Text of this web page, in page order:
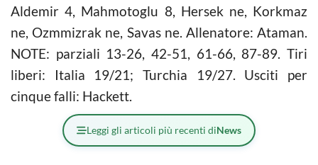
Aldemir 4, Mahmotoglu 8, Hersek ne, Korkmaz
ne, Ozmmizrak ne, Savas ne. Allenatore: Ataman.
NOTE: parziali 13-26, 42-51, 61-66, 87-89. Tiri
liberi: Italia 19/21; Turchia 19/27. Usciti per
cinque falli: Hackett.
Leggi gli articoli più recenti diNews